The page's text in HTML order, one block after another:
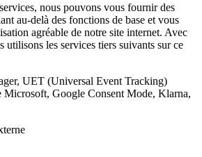
nous pouvons vous fournir des
au-delà des fonctions de base et vous
agréable de notre site internet. Avec
utilisons les services tiers suivants sur ce
UET (Universal Event Tracking)
Microsoft, Google Consent Mode, Klarna,